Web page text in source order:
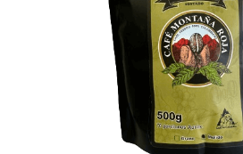
COLECCIÓN CAFETERA